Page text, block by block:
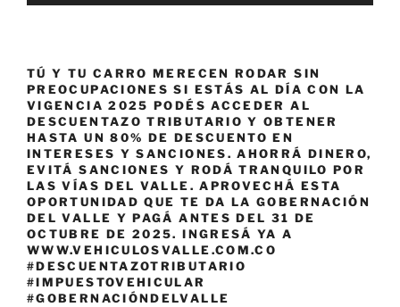
TÚ Y TU CARRO MERECEN RODAR SIN
PREOCUPACIONES SI ESTÁS AL DÍA CON LA
VIGENCIA 2025 PODÉS ACCEDER AL
DESCUENTAZO TRIBUTARIO Y OBTENER
HASTA UN 80% DE DESCUENTO EN
INTERESES Y SANCIONES. AHORRÁ DINERO,
EVITÁ SANCIONES Y RODÁ TRANQUILO POR
LAS VÍAS DEL VALLE. APROVECHÁ ESTA
OPORTUNIDAD QUE TE DA LA GOBERNACIÓN
DEL VALLE Y PAGÁ ANTES DEL 31 DE
OCTUBRE DE 2025. INGRESÁ YA A
WWW.VEHICULOSVALLE.COM.CO
#DESCUENTAZOTRIBUTARIO
#IMPUESTOVEHICULAR
#GOBERNACIÓNDELVALLE